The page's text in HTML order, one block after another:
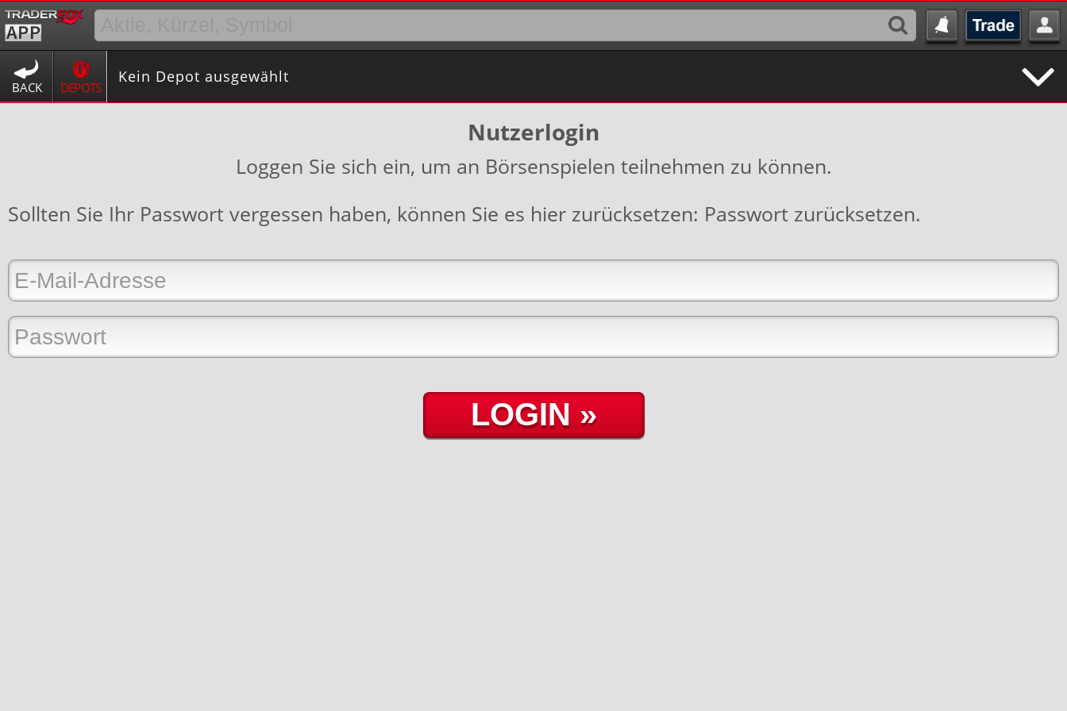
BACK DEPOTS
Kein Depot ausgewählt
Nutzerlogin
Loggen Sie sich ein, um an Börsenspielen teilnehmen zu können.
Sollten Sie Ihr Passwort vergessen haben, können Sie es hier zurücksetzen: Passwort zurücksetzen.